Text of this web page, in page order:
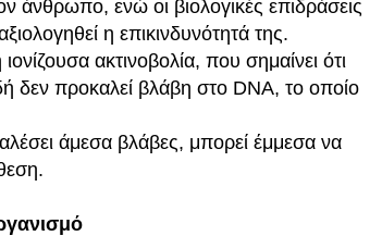
άνθρωπο, ενώ οι βιολογικές επιδράσεις
η επικινδυνότητά της.
ακτινοβολία, που σημαίνει ότι
δεν προκαλεί βλάβη στο DNA, το οποίο
άμεσα βλάβες, μπορεί έμμεσα να